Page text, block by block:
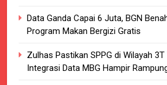
Data Ganda Capai 6 Juta, BGN
Program Makan Bergizi Gratis
Zulhas Pastikan SPPG di Wilayah
Integrasi Data MBG Hampir